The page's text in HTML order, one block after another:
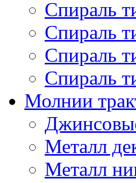
Спираль
Спираль
Спираль
Спираль
Молнии
Металл
Металл